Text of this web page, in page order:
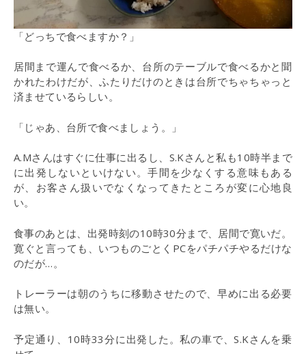
「どっちで食べますか？」
居間まで運んで食べるか、台所のテーブルで食べるかと聞
かれたわけだが、ふたりだけのときは台所でちゃちゃっと
済ませているらしい。
「じゃあ、台所で食べましょう。」
A.Mさんはすぐに仕事に出るし、S.Kさんと私も10時半まで
に出発しないといけない。手間を少なくする意味もある
が、お客さん扱いでなくなってきたところが変に心地良
い。
食事のあとは、出発時刻の10時30分まで、居間で寛いだ。
寛ぐと言っても、いつものごとくPCをパチパチやるだけな
のだが…。
トレーラーは朝のうちに移動させたので、早めに出る必要
は無い。
予定通り、10時33分に出発した。私の車で、S.Kさんを乗